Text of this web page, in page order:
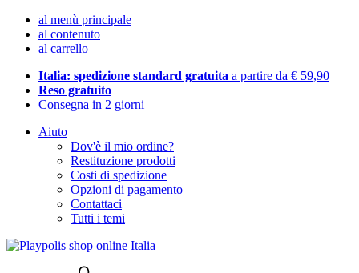
al menù principale
al contenuto
al carrello
Italia: spedizione standard gratuita a partire da € 59,90
Reso gratuito
Consegna in 2 giorni
Aiuto
Dov'è il mio ordine?
Restituzione prodotti
Costi di spedizione
Opzioni di pagamento
Contattaci
Tutti i temi